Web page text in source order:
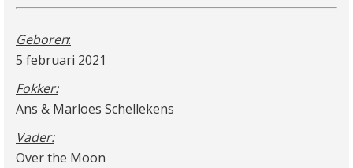
Geboren:
5 februari 2021
Fokker:
Ans & Marloes Schellekens
Vader:
Over the Moon